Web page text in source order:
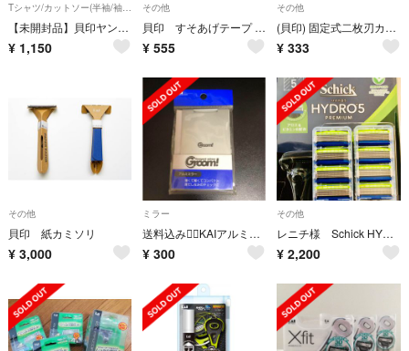
Tシャツ/カットソー(半袖/袖なし)
【未開封品】貝印ヤングT使い捨てカミソリ（4セット）
¥ 1,150
その他
貝印 すそあげテープ (静電防止糸使用) ベージュ KM3084
¥ 555
その他
(貝印) 固定式二枚刃カミソリ 5本入 ULTRA SLIM HEAD
¥ 333
その他
貝印 紙カミソリ
¥ 3,000
ミラー
送料込み🙆‍♀️KAIアルミミラーGROOM! 新品未使用✨美品
¥ 300
その他
レニチ様 Schick HYDRO5 PREMIUM替刃8個セット
¥ 2,200